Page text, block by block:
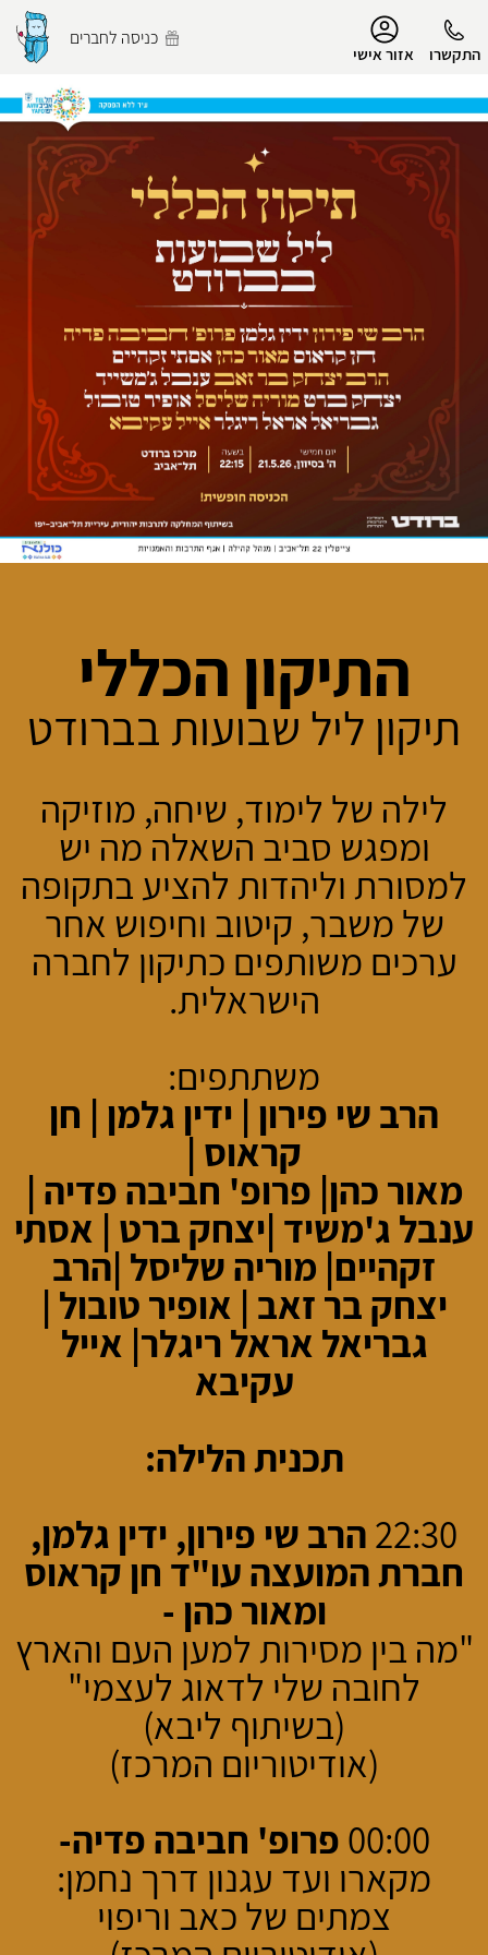
התקשרו אזור אישי
כניסה לחברים
התנתק
התיקון הכללי
תיקון ליל שבועות בברודט
לילה של לימוד, שיחה, מוזיקה
ומפגש סביב השאלה מה יש
למסורת וליהדות להציע בתקופה
של משבר, קיטוב וחיפוש אחר
ערכים משותפים כתיקון לחברה
הישראלית.
משתתפים:
הרב שי פירון | ידין גלמן | חן
קראוס |
מאור כהן| פרופ' חביבה פדיה |
ענבל ג'משיד |יצחק ברט | אסתי
זקהיים| מוריה שליסל |הרב
יצחק בר זאב | אופיר טובול |
גבריאל אראל ריגלר| אייל
עקיבא
תכנית הלילה:
22:30הרב שי פירון, ידין גלמן,
חברת המועצה עו"ד חן קראוס
ומאור כהן -
"מה בין מסירות למען העם והארץ
לחובה שלי לדאוג לעצמי"
(בשיתוף ליבא)
(אודיטוריום המרכז)
00:00פרופ' חביבה פדיה-
מקארו ועד עגנון דרך נחמן:
צמתים של כאב וריפוי